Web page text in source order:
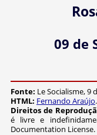
09 de
Fonte: Le Socialisme, 9
HTML: Fernando Araújo.
Direitos de
é livre e
Documentation License.